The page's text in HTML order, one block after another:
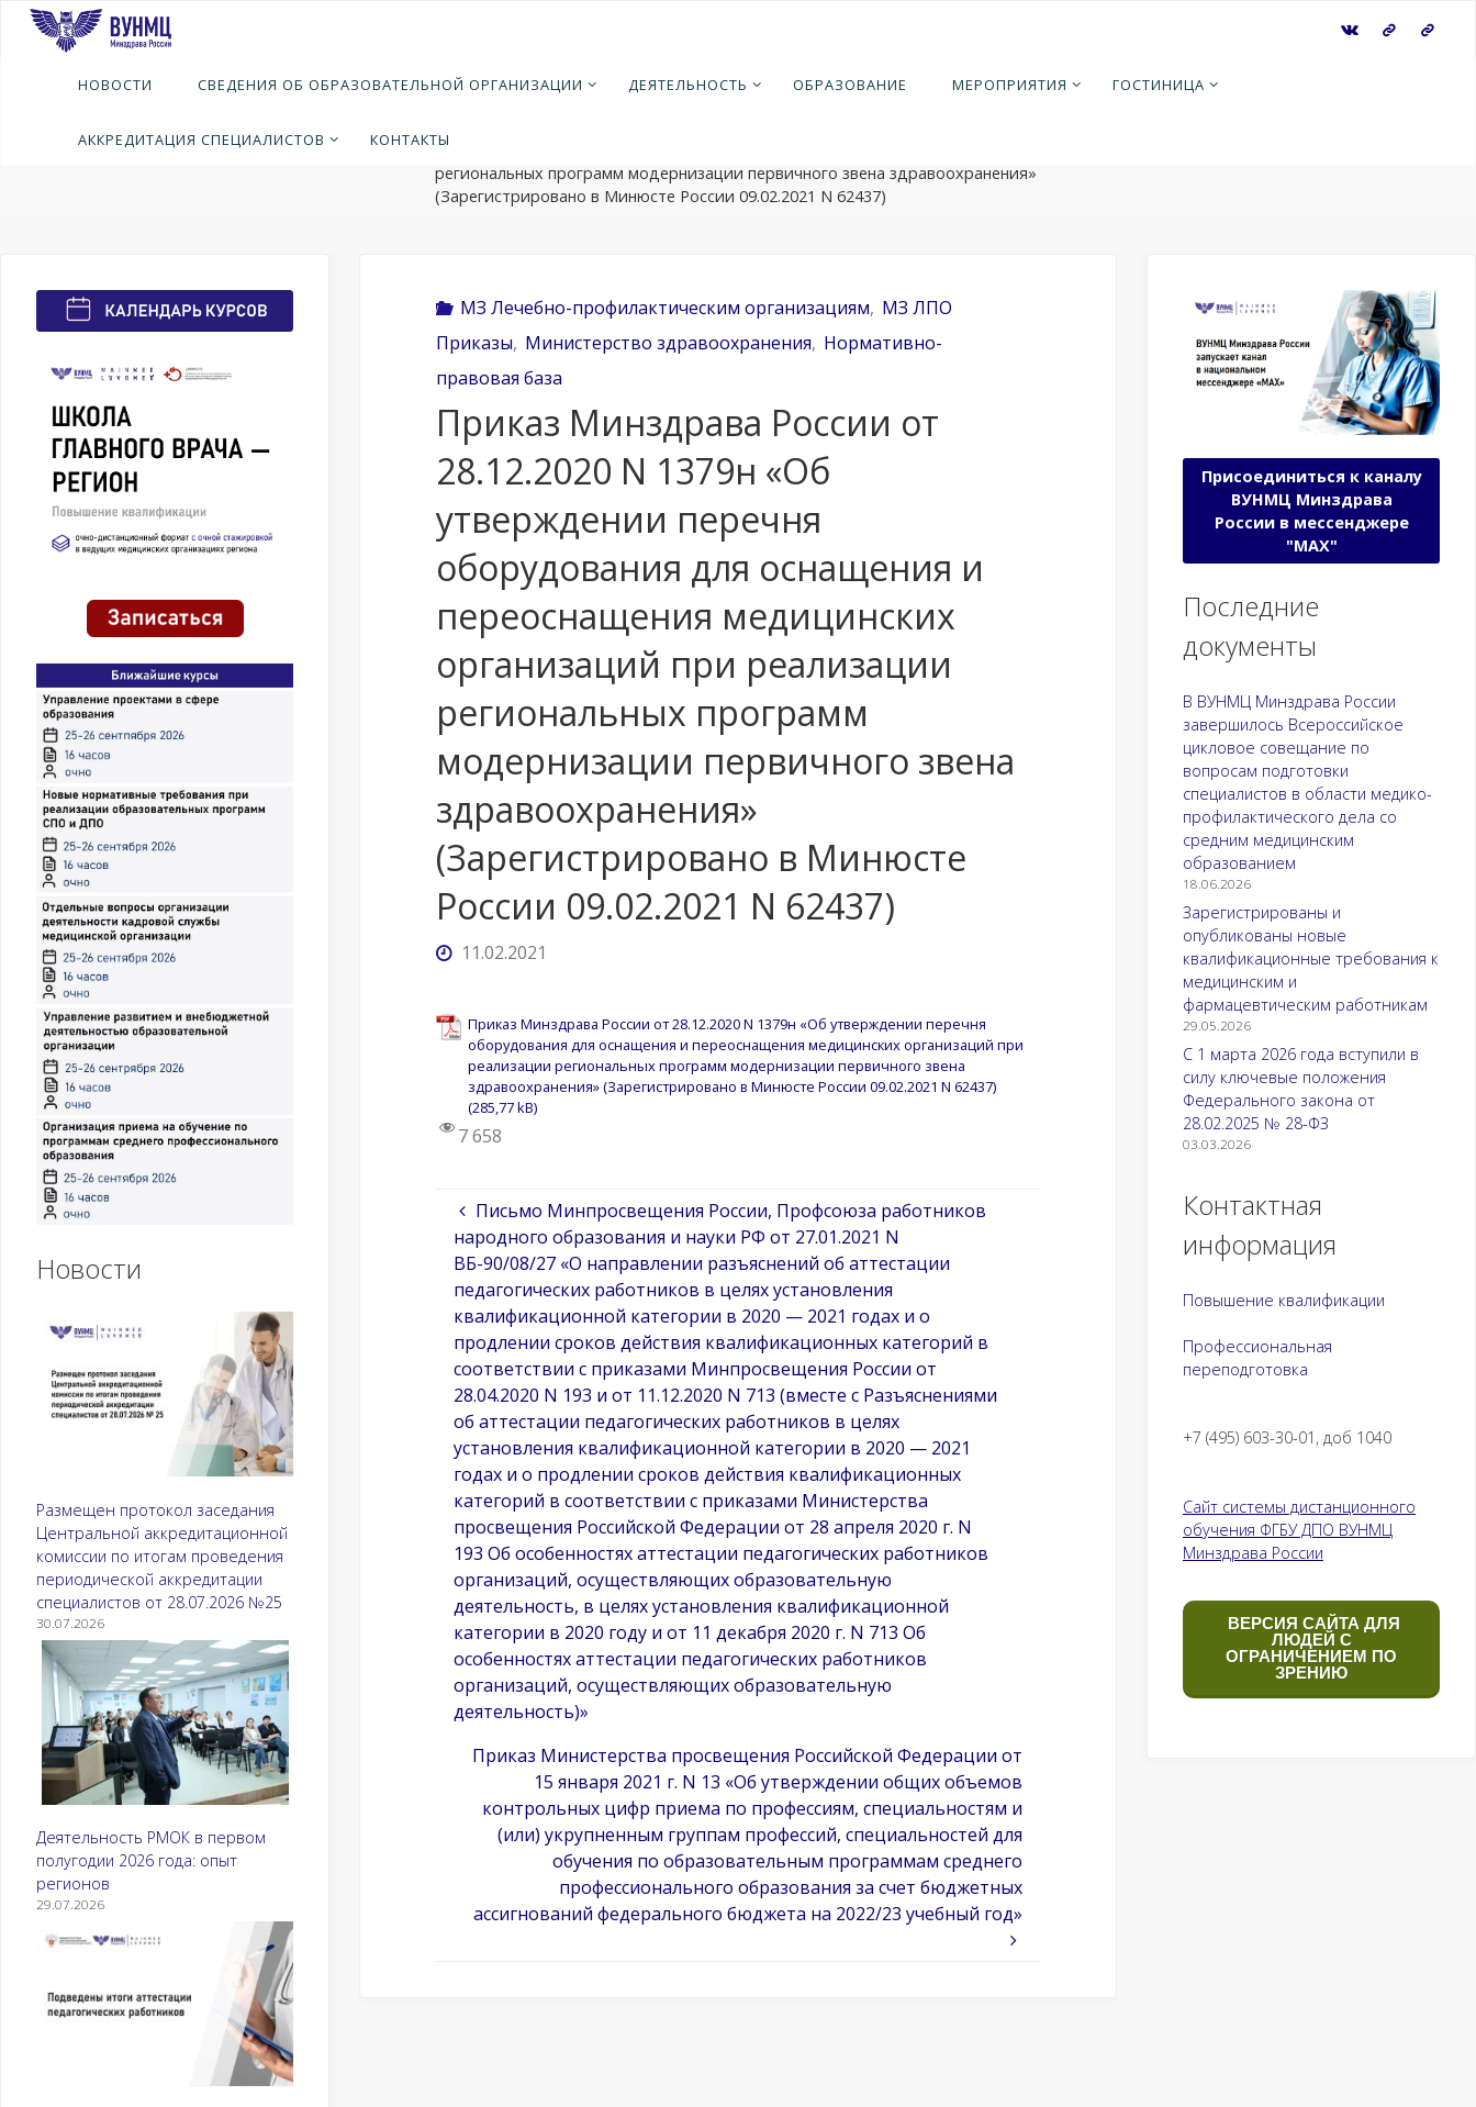
Перейти
НОВОСТИ СВЕДЕНИЯ ОБ ОБРАЗОВАТЕЛЬНОЙ ОРГАНИЗАЦИИ ДЕЯТЕЛЬНОСТЬ ОБРАЗОВАНИЕ МЕРОПРИЯТИЯ ГОСТИНИЦА
АККРЕДИТАЦИЯ СПЕЦИАЛИСТОВ КОНТАКТЫ
ГлавнаяНормативно-правовая база
Министерство здравоохранения
оснащения и переоснащения медицинских организаций при реализации
региональных программ модернизации первичного звена здравоохранения»
(Зарегистрировано в Минюсте России 09.02.2021 N 62437)
МЗ Лечебно-профилактическим организациям, МЗ ЛПО
Приказы, Министерство здравоохранения, Нормативно-
правовая база
Приказ Минздрава России от
28.12.2020 N 1379н «Об
утверждении перечня
оборудования для оснащения и
переоснащения медицинских
организаций при реализации
региональных программ
модернизации первичного звена
здравоохранения»
(Зарегистрировано в Минюсте
России 09.02.2021 N 62437)
11.02.2021
Приказ Минздрава России от 28.12.2020 N 1379н «Об утверждении перечня
оборудования для оснащения и переоснащения медицинских организаций при
реализации региональных программ модернизации первичного звена
здравоохранения» (Зарегистрировано в Минюсте России 09.02.2021 N 62437)
7 658
Письмо Минпросвещения России, Профсоюза работников
народного образования и науки РФ от 27.01.2021 N
ВБ-90/08/27 «О направлении разъяснений об аттестации
педагогических работников в целях установления
квалификационной категории в 2020 — 2021 годах и о
продлении сроков действия квалификационных категорий в
соответствии с приказами Минпросвещения России от
28.04.2020 N 193 и от 11.12.2020 N 713 (вместе с Разъяснениями
об аттестации педагогических работников в целях
установления квалификационной категории в 2020 — 2021
годах и о продлении сроков действия квалификационных
категорий в соответствии с приказами Министерства
просвещения Российской Федерации от 28 апреля 2020 г. N
193 Об особенностях аттестации педагогических работников
организаций, осуществляющих образовательную
деятельность, в целях установления квалификационной
категории в 2020 году и от 11 декабря 2020 г. N 713 Об
особенностях аттестации педагогических работников
организаций, осуществляющих образовательную
деятельность)»
Приказ Министерства просвещения Российской Федерации от
15 января 2021 г. N 13 «Об утверждении общих объемов
контрольных цифр приема по профессиям, специальностям и
(или) укрупненным группам профессий, специальностей для
обучения по образовательным программам среднего
профессионального образования за счет бюджетных
ассигнований федерального бюджета на 2022/23 учебный год»
Новости
Размещен протокол заседания
Центральной аккредитационной
комиссии по итогам проведения
периодической аккредитации
специалистов от 28.07.2026 №25
30.07.2026
Деятельность РМОК в первом
полугодии 2026 года: опыт
регионов
29.07.2026
Присоединиться к каналу
ВУНМЦ Минздрава
России в мессенджере
"МАХ"
Последние
документы
В ВУНМЦ Минздрава России
завершилось Всероссийское
цикловое совещание по
вопросам подготовки
специалистов в области медико-
профилактического дела со
средним медицинским
образованием
18.06.2026
Зарегистрированы и
опубликованы новые
квалификационные требования к
медицинским и
фармацевтическим работникам
29.05.2026
С 1 марта 2026 года вступили в
силу ключевые положения
Федерального закона от
28.02.2025 № 28-ФЗ
03.03.2026
Контактная
информация
Повышение квалификации
Профессиональная
переподготовка
+7 (495) 603-30-01, доб 1040
Сайт системы дистанционного
обучения ФГБУ ДПО ВУНМЦ
Минздрава России
ВЕРСИЯ САЙТА ДЛЯ
ЛЮДЕЙ С
ОГРАНИЧЕНИЕМ ПО
ЗРЕНИЮ